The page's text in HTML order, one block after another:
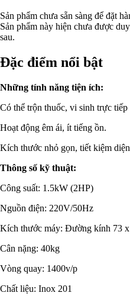
Sản phẩm chưa sẵn sàng để đặt
Sản phẩm này hiện chưa được
sau.
Đặc điểm nổi bật
Những tính năng tiện ích:
Có thể trộn thuốc, vi sinh trực
Hoạt động êm ái, ít tiếng ồn.
Kích thước nhỏ gọn, tiết kiệm
Thông số kỹ thuật:
Công suất: 1.5kW (2HP)
Nguồn điện: 220V/50Hz
Kích thước máy: Đường kính 73 x
Cân nặng: 40kg
Vòng quay: 1400v/p
Chất liệu: Inox 201